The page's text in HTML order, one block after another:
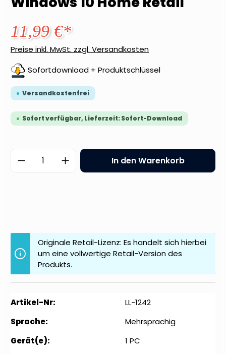
11,99 €*
Preise inkl. MwSt. zzgl. Versandkosten
Sofortdownload + Produktschlüssel
Versandkostenfrei
Sofort verfügbar, Lieferzeit: Sofort-Download
Produkt Anzahl: Gib den
In den Warenkorb
Originale Retail-Lizenz: Es handelt sich hierbei
um eine vollwertige Retail-Version des
Produkts.
Artikel-Nr:
LL-1242
Sprache:
Mehrsprachig
Gerät(e):
1 PC